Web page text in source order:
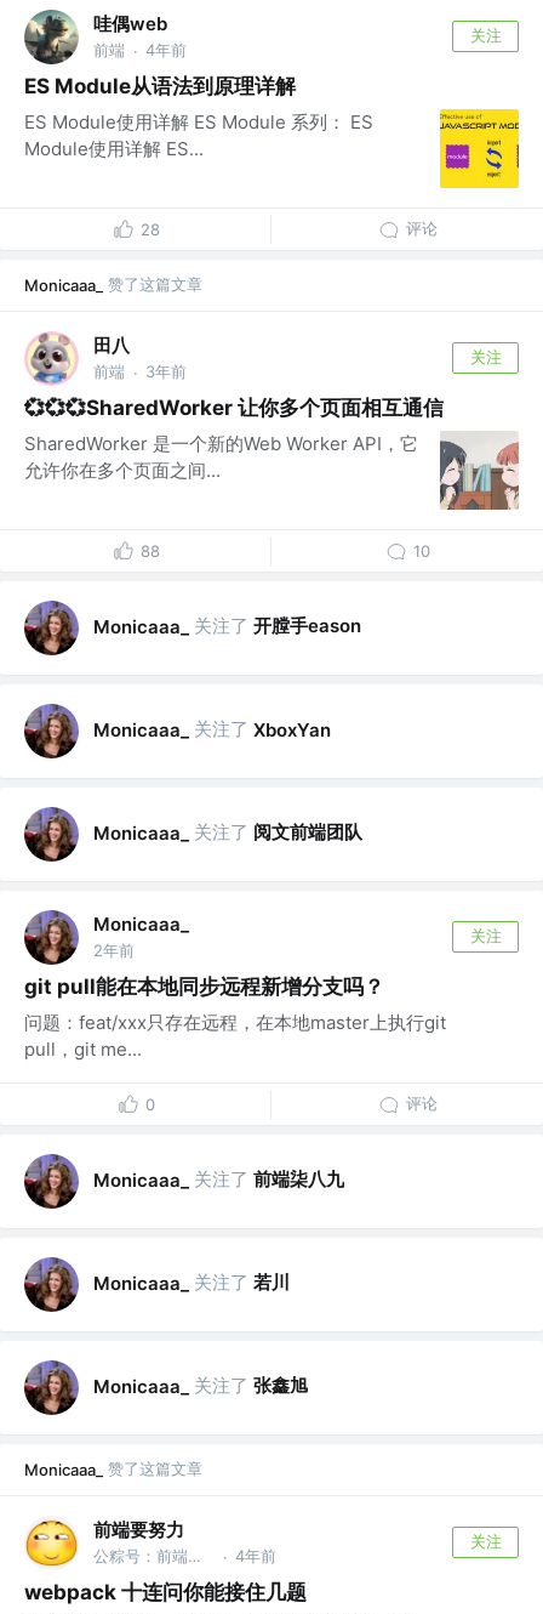
哇偶web
前端 · 4年前
关注
ES Module从语法到原理详解
ES Module使用详解 ES Module 系列： ES
Module使用详解 ES...
28 评论
Monicaaa_ 赞了这篇文章
田八
前端 · 3年前
关注
💞💞💞SharedWorker 让你多个页面相互通信
SharedWorker 是一个新的Web Worker API，它
允许你在多个页面之间...
88 10
Monicaaa_ 关注了 开膛手eason
Monicaaa_ 关注了 XboxYan
Monicaaa_ 关注了 阅文前端团队
Monicaaa_
2年前
关注
git pull能在本地同步远程新增分支吗？
问题：feat/xxx只存在远程，在本地master上执行git
pull，git me...
0 评论
Monicaaa_ 关注了 前端柒八九
Monicaaa_ 关注了 若川
Monicaaa_ 关注了 张鑫旭
Monicaaa_ 赞了这篇文章
前端要努力
公粽号：前端要努力 · 4年前
关注
webpack 十连问你能接住几题